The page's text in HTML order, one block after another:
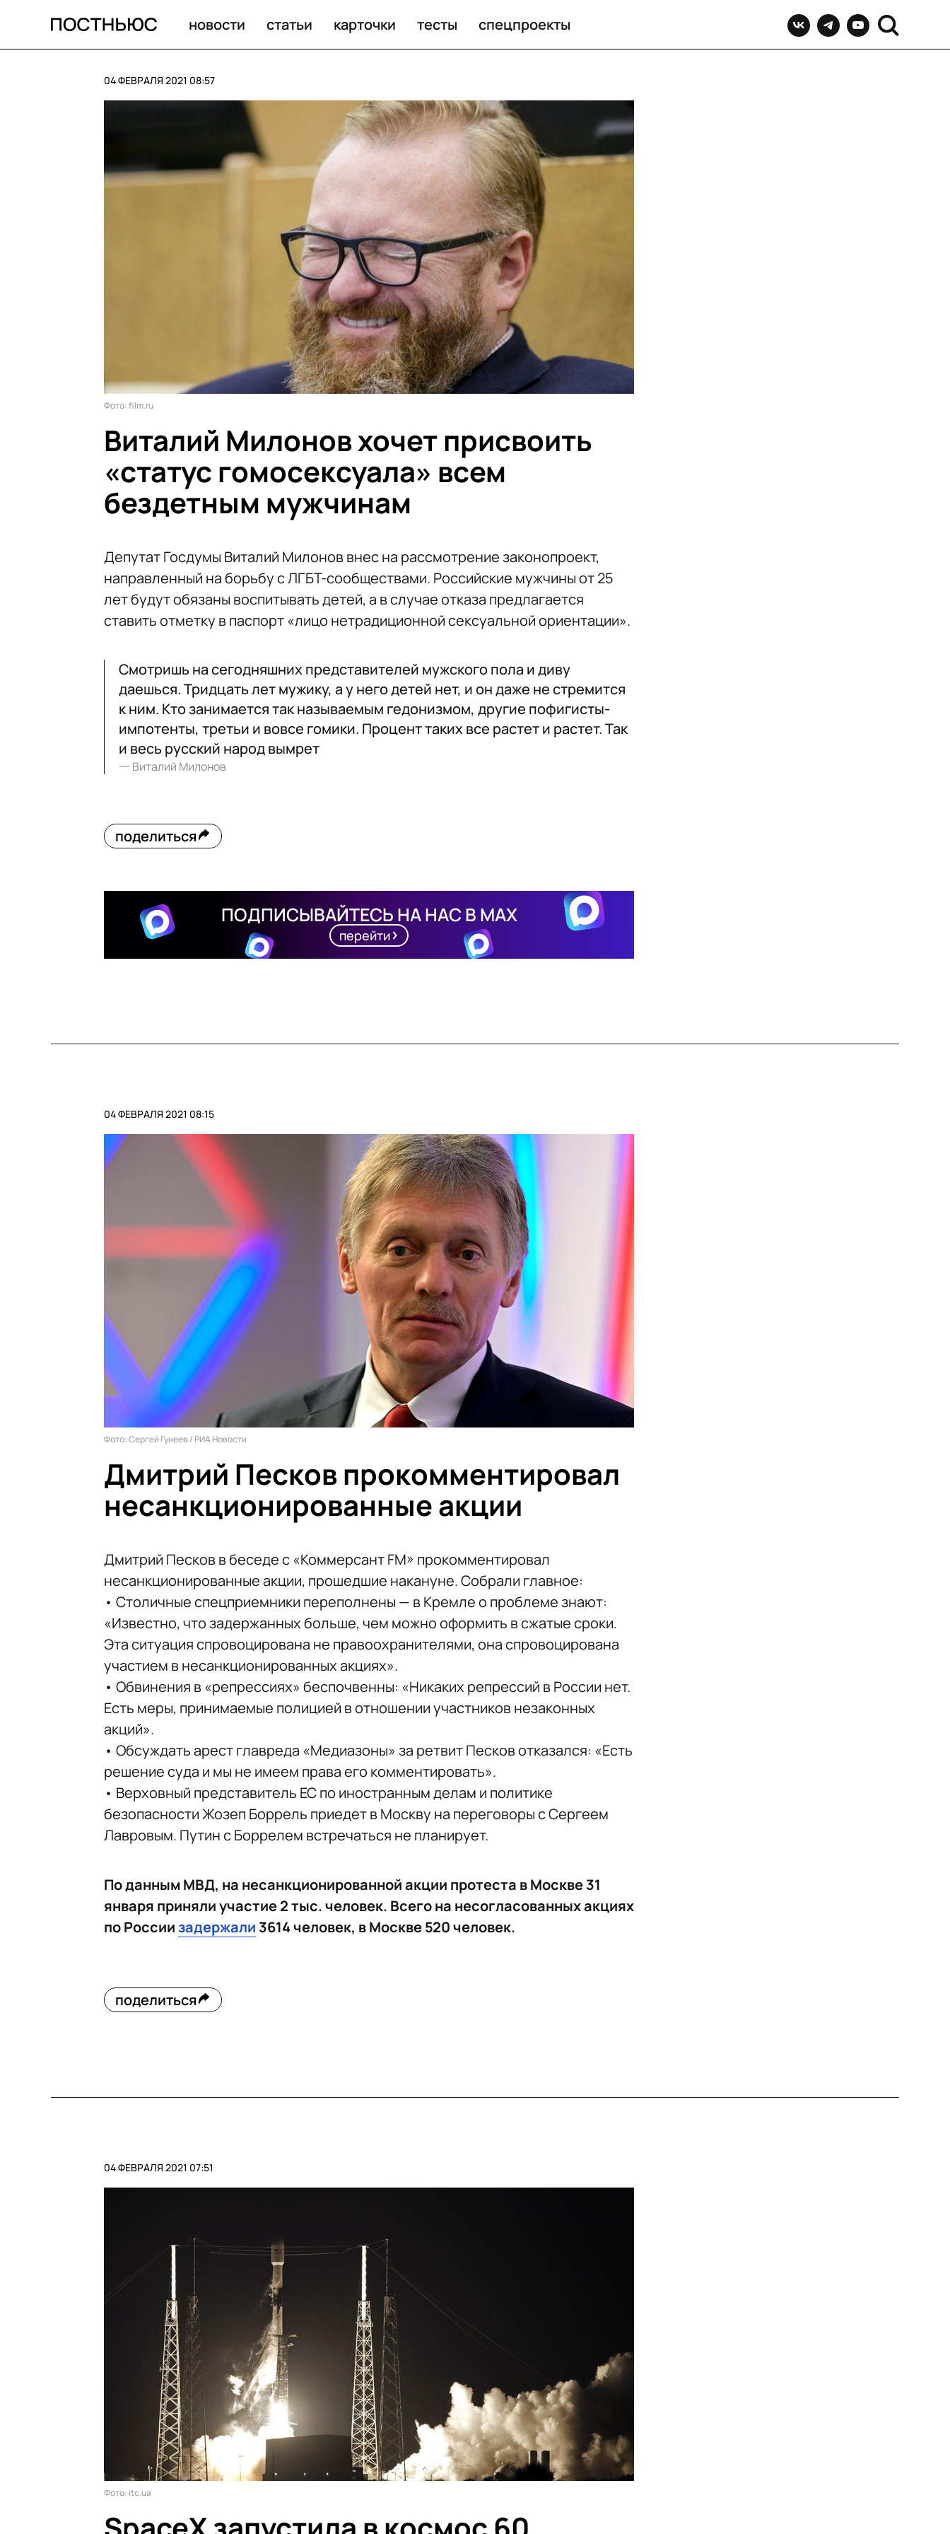
новости статьи карточки тесты спецпроекты
04 ФЕВРАЛЯ 2021 08:57
Фото: film.ru
Виталий Милонов хочет присвоить
«статус гомосексуала» всем
бездетным мужчинам
Депутат Госдумы Виталий Милонов внес на рассмотрение законопроект,
направленный на борьбу с ЛГБТ-сообществами. Российские мужчины от 25
лет будут обязаны воспитывать детей, а в случае отказа предлагается
ставить отметку в паспорт «лицо нетрадиционной сексуальной ориентации».
Смотришь на сегодняшних представителей мужского пола и диву
даешься. Тридцать лет мужику, а у него детей нет, и он даже не стремится
к ним. Кто занимается так называемым гедонизмом, другие пофигисты-
импотенты, третьи и вовсе гомики. Процент таких все растет и растет. Так
и весь русский народ вымрет
一 Виталий Милонов
поделиться
ПОДПИСЫВАЙТЕСЬ НА НАС В MAX
перейти
04 ФЕВРАЛЯ 2021 08:15
Фото: Сергей Гунеев / РИА Новости
Дмитрий Песков прокомментировал
несанкционированные акции
Дмитрий Песков в беседе с «Коммерсант FM» прокомментировал
несанкционированные акции, прошедшие накануне. Собрали главное:
• Столичные спецприемники переполнены — в Кремле о проблеме знают:
«Известно, что задержанных больше, чем можно оформить в сжатые сроки.
Эта ситуация спровоцирована не правоохранителями, она спровоцирована
участием в несанкционированных акциях».
• Обвинения в «репрессиях» беспочвенны: «Никаких репрессий в России нет.
Есть меры, принимаемые полицией в отношении участников незаконных
акций».
• Обсуждать арест главреда «Медиазоны» за ретвит Песков отказался: «Есть
решение суда и мы не имеем права его комментировать».
• Верховный представитель ЕС по иностранным делам и политике
безопасности Жозеп Боррель приедет в Москву на переговоры с Сергеем
Лавровым. Путин с Боррелем встречаться не планирует.
По данным МВД, на несанкционированной акции протеста в Москве 31
января приняли участие 2 тыс. человек. Всего на несогласованных акциях
по Россиизадержали 3614 человек, в Москве 520 человек.
поделиться
04 ФЕВРАЛЯ 2021 07:51
Фото: itc.ua